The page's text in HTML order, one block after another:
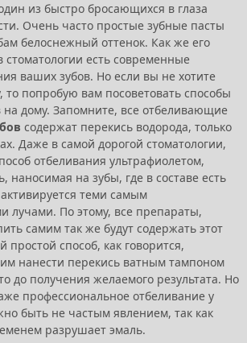
из быстро бросающихся в глаза
Очень часто простые зубные пасты
белоснежный оттенок. Как же его
стоматологии есть современные
ваших зубов. Но если вы не хотите
то попробую вам посоветовать способы
на дому. Запомните, все отбеливающие
содержат перекись водорода, только
Даже в самой дорогой стоматологии,
отбеливания ультрафиолетом,
наносимая на зубы, где в составе есть
теми самым
лучами. По этому, все препараты,
самим так же будут содержать этот
простой способ, как говорится,
нанести перекись ватным тампоном
до получения желаемого результата. Но
профессиональное отбеливание у
быть не частым явлением, так как
разрушает эмаль.